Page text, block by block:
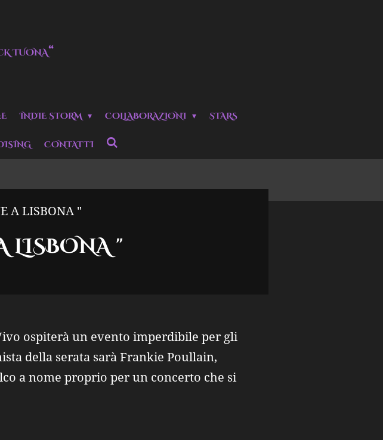
TUONA“
INDIE STORM COLLABORAZIONI STARS
CONTATTI
A LISBONA "
LISBONA "
ospiterà un evento imperdibile per gli
della serata sarà Frankie Poullain,
a nome proprio per un concerto che si